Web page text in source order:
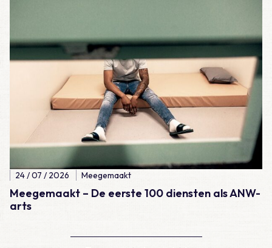
Meegemaakt – De eerste 100 diensten als ANW-
arts
24 / 07 / 2026 Meegemaakt